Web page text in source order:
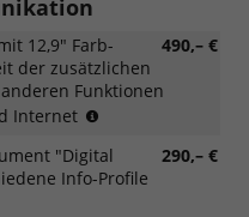
490,– €
12,9" Farb-
der zusätzlichen
Funktionen
Internet
Verbindung
mit
290,– €
"Digital
Info-Profile